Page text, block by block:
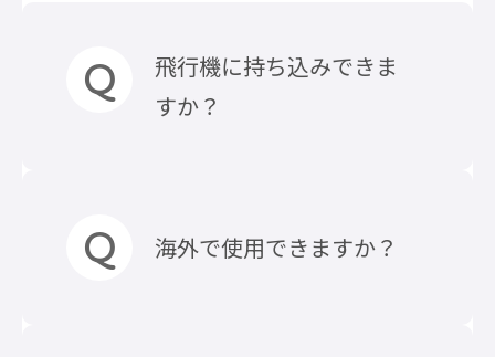
飛行機に持ち込みできま
すか？
ます。※機内持ち込みの詳細につ
海外で使用できますか？